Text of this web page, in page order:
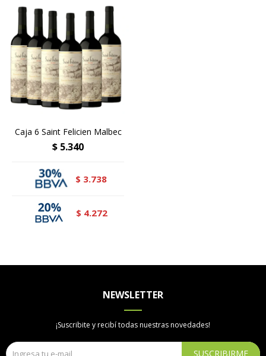
Caja 6 Saint Felicien Malbec
$ 5.340
$ 3.738
$ 4.272
NEWSLETTER
¡Suscribite y recibí todas nuestras novedades!
SUSCRIBIRME